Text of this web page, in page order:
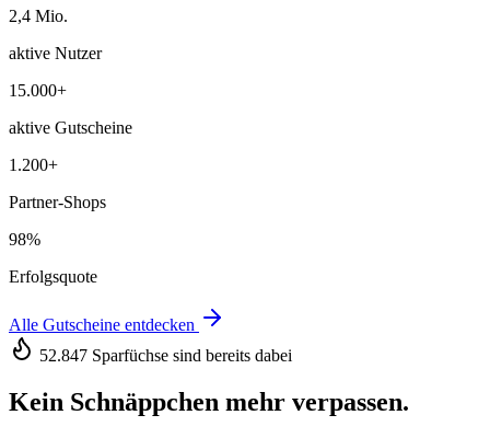
2,4 Mio.
aktive Nutzer
15.000+
aktive Gutscheine
1.200+
Partner-Shops
98%
Erfolgsquote
Alle Gutscheine entdecken
52.847 Sparfüchse sind bereits dabei
Kein Schnäppchen mehr verpassen.